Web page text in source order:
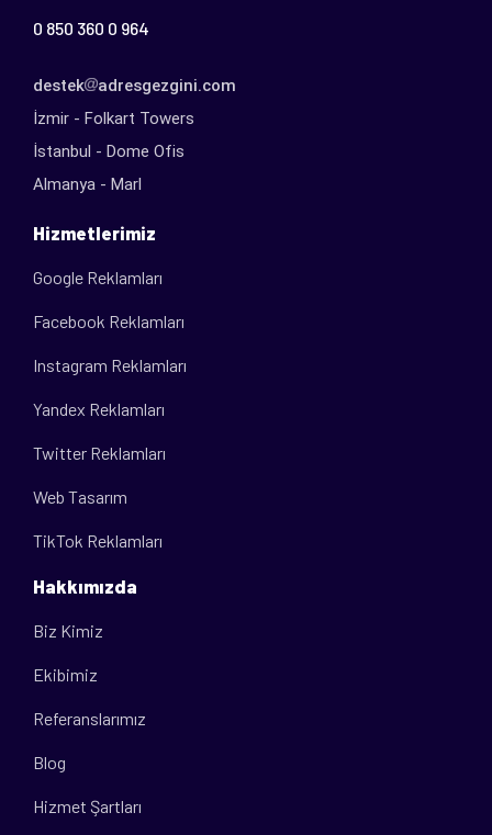
0 850 360 0 964
destek
adresgezgini.com
İzmir - Folkart Towers
İstanbul - Dome Ofis
Almanya - Marl
Hizmetlerimiz
Google Reklamları
Facebook Reklamları
Instagram Reklamları
Yandex Reklamları
Twitter Reklamları
Web Tasarım
TikTok Reklamları
Hakkımızda
Biz Kimiz
Ekibimiz
Referanslarımız
Blog
Hizmet Şartları